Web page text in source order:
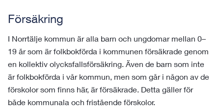
Försäkring
I Norrtälje kommun är alla barn och ungdomar mellan 0–
19 år som är folkbokförda i kommunen försäkrade genom
en kollektiv olycksfallsförsäkring. Även de barn som inte
är folkbokförda i vår kommun, men som går i någon av de
förskolor som finns här, är försäkrade. Detta gäller för
både kommunala och fristående förskolor.